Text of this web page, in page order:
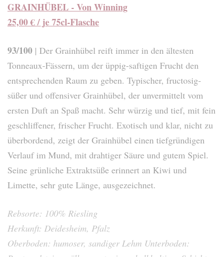
GRAINHÜBEL - Von Winning
25,00 € / je 75cl-Flasche
93/100 | Der Grainhübel reift immer in den ältesten
Tonneaux-Fässern, um der üppig-saftigen Frucht den
entsprechenden Raum zu geben. Typischer, fructosig-
süßer und offensiver Grainhübel, der unvermittelt vom
ersten Duft an Spaß macht. Sehr würzig und tief, mit fein
geschliffener, frischer Frucht. Exotisch und klar, nicht zu
überbordend, zeigt der Grainhübel einen tiefgründigen
Verlauf im Mund, mit drahtiger Säure und gutem Spiel.
Seine grünliche Extraktsüße erinnert an Kiwi und
Limette, sehr gute Länge, ausgezeichnet.
Rebsorte: 100% Riesling
Herkunft: Deidesheim, Pfalz
Oberboden: humoser, sandiger Lehm Unterboden: